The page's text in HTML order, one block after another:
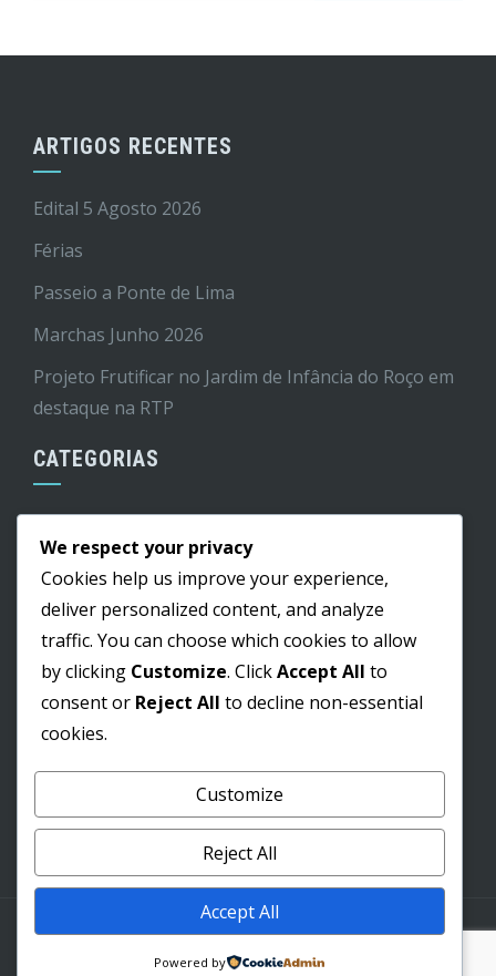
ARTIGOS RECENTES
Edital 5 Agosto 2026
Férias
Passeio a Ponte de Lima
Marchas Junho 2026
Projeto Frutificar no Jardim de Infância do Roço em
destaque na RTP
CATEGORIAS
Cultura
Educação
Informação
Lazer
Obras
Saúde
Pesquisar
WordPress Theme|Squareby HashThemes
We respect your privacy
Cookies help us improve your experience,
deliver personalized content, and analyze
traffic. You can choose which cookies to allow
by clicking Customize. ClickAccept All to
consent or Reject All to decline non-essential
cookies.
Customize
Reject All
Accept All
Powered by